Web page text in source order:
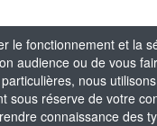
le fonctionnement et la
audience ou de vous
nous
sous réserve de votre
connaissance des